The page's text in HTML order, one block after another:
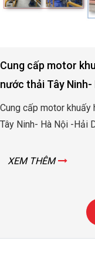
Cung cấp motor
nước thải Tây Ninh-
Cung cấp motor
Tây Ninh- Hà Nội -Hải
XEM THÊM